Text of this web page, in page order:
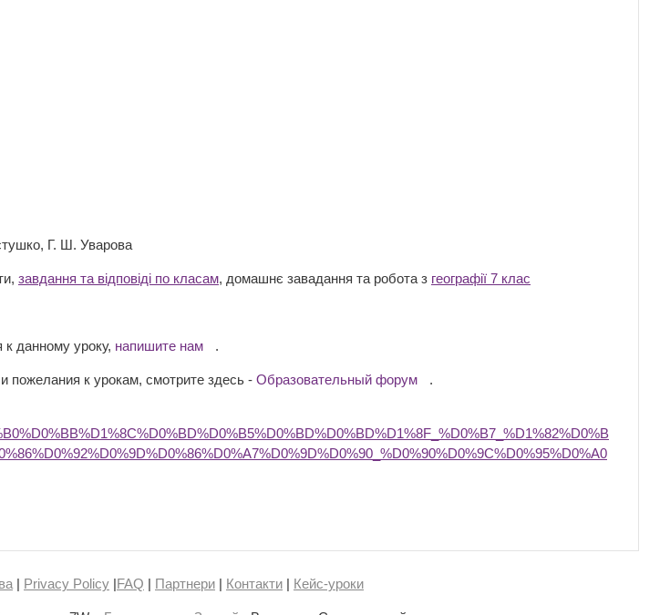
Г. Ш. Уварова
завдання та відповіді по класам, домашнє завадання та робота з географії 7 клас
данному уроку, напишите нам .
пожелания к урокам, смотрите здесь - Образовательный форум .
| Privacy Policy |FAQ | Партнери | Контакти | Кейс-уроки